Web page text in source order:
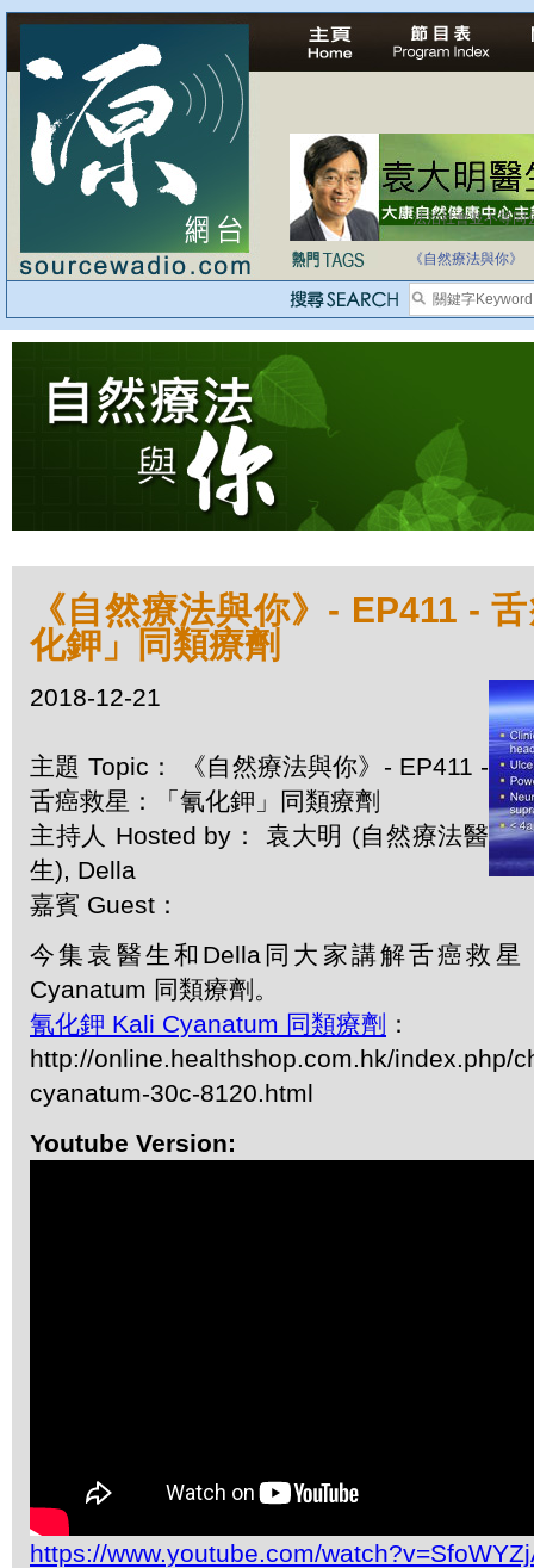
法治社會並不等同
《自然療法與你》
《自然療法與你》- EP411 -
化鉀」同類療劑
2018-12-21
主題 Topic： 《自然療法與你》- EP411 -
舌癌救星：「氰化鉀」同類療劑
主持人 Hosted by： 袁大明 (自然療法醫
生), Della
嘉賓 Guest：
今集袁醫生和Della同大家講解舌癌救星
Cyanatum 同類療劑。
氰化鉀 Kali Cyanatum 同類療劑 ：
http://online.healthshop.com.hk/index.php/
cyanatum-30c-8120.html
Youtube Version:
https://www.youtube.com/